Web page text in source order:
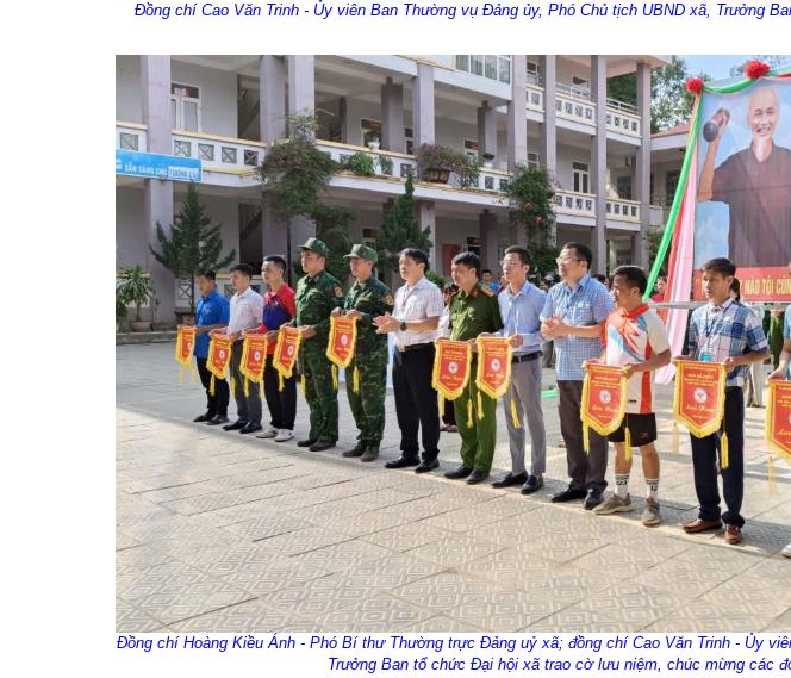
Đồng chí Cao Văn Trinh - Ủy viên Ban Thường vụ Đảngủy, Phó Chủ tịch UBND xã, Trưởng
Đồng chí Hoàng Kiều Ánh - Phó Bí thư Thường trực Đảng uỷ xã; đồng chí Cao Văn Trinh - Ủy
Trưởng Ban tổ chức Đại hội xã trao cờ lưu niệm, chúc mừng các